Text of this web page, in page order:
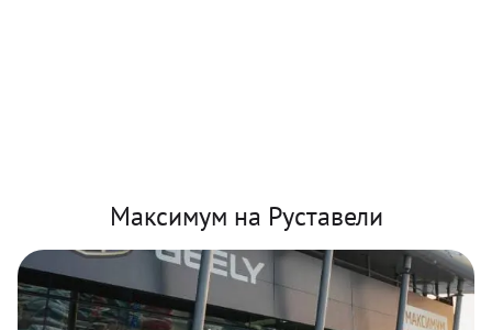
Максимум на Руставели